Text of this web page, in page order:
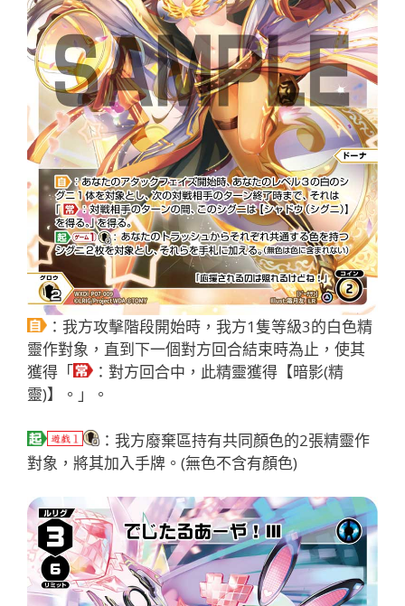
：我方攻擊階段開始時，我方1隻等級3的白色精
靈作對象，直到下一個對方回合結束時為止，使其
獲得「
：對方回合中，此精靈獲得【暗影(精
靈)】。」。
：我方廢棄區持有共同顏色的2張精靈作
對象，將其加入手牌。(無色不含有顏色)